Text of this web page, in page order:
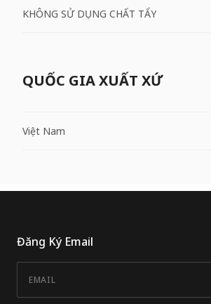
KHÔNG SỬ DỤNG CHẤT TẨY
QUỐC GIA XUẤT XỨ
Việt Nam
Đăng Ký Email